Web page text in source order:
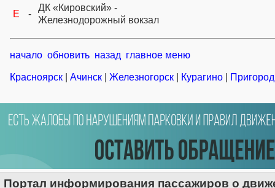
E
-
ДК «Кировский» -
Железнодорожный вокзал
начало обновить назад главное меню
Красноярск Ачинск Железногорск Курагино
Портал информирования пассажиров о